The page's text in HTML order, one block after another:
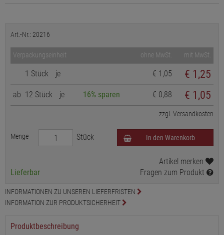
Art.-Nr.: 20216
Verpackungseinheit ohne MwSt. mit MwSt.
1 Stück je € 1,05 € 1,25
ab 12 Stück je 16% sparen € 0,88 € 1,05
zzgl. Versandkosten
Menge Stück In den Warenkorb
Lieferbar
Artikel merken
Fragen zum Produkt
INFORMATIONEN ZU UNSEREN LIEFERFRISTEN
INFORMATION ZUR PRODUKTSICHERHEIT
Produktbeschreibung